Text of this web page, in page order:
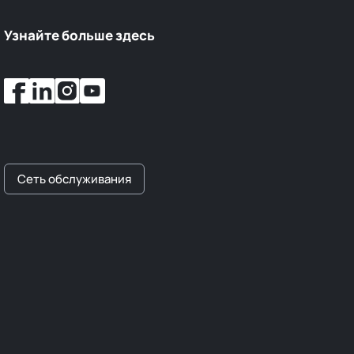
Узнайте больше здесь
Сеть обслуживания